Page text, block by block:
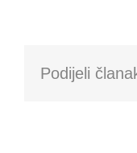
Podijeli